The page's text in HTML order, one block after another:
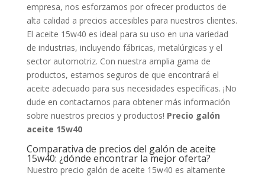
empresa, nos esforzamos por ofrecer productos de
alta calidad a precios accesibles para nuestros clientes.
El aceite 15w40 es ideal para su uso en una variedad
de industrias, incluyendo fábricas, metalúrgicas y el
sector automotriz. Con nuestra amplia gama de
productos, estamos seguros de que encontrará el
aceite adecuado para sus necesidades específicas. ¡No
dude en contactarnos para obtener más información
sobre nuestros precios y productos! Precio galón
aceite 15w40
Comparativa de precios del galón de aceite
15w40: ¿dónde encontrar la mejor oferta?
Nuestro precio galón de aceite 15w40 es altamente